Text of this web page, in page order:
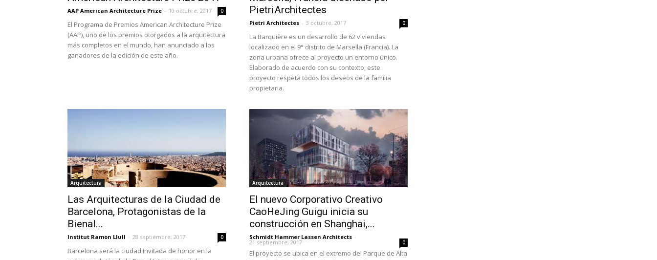
AAP American Architecture Prize - 10 octubre, 2017 0
El Programa de Premios American Architecture Prize
(AAP), uno de los premios otorgados a la arquitectura
más completos en el mundo, han anunciado a los
ganadores de la edición de este año.
PietriArchitectes
Pietri Architectes - 3 octubre, 2017 0
La Barquière es un desarrollo de 62 viviendas
localizado en el 9° distrito de Marsella (Francia). La
zona urbana ofrece al proyecto un entorno único.
Elaborado de acuerdo con su contexto, este
proyecto respeta todos los deseos de la familia
propietaria.
Arquitectura
Las Arquitecturas de la Ciudad de
Barcelona, Protagonistas de la
Bienal...
Institut Ramon Llull - 28 septiembre, 2017 0
Barcelona será la ciudad invitada de honor en la
Arquitectura
El nuevo Corporativo Creativo
CaoHeJing Guigu inicia su
construcción en Shanghai,...
Schmidt Hammer Lassen Architects -
21 septiembre, 2017 0
El proyecto se ubica en el extremo del Parque de Alta